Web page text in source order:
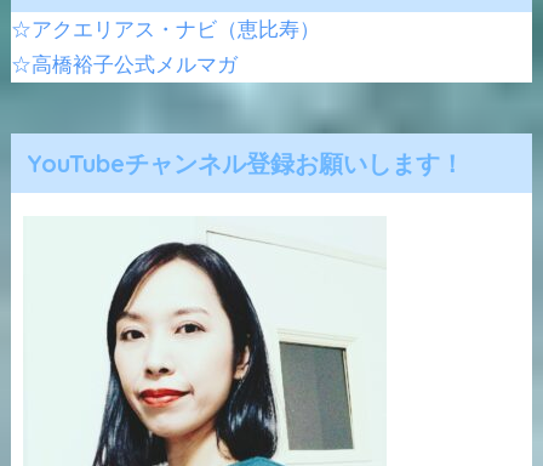
☆アクエリアス・ナビ（恵比寿）
☆高橋裕子公式メルマガ
YouTubeチャンネル登録お願いします！